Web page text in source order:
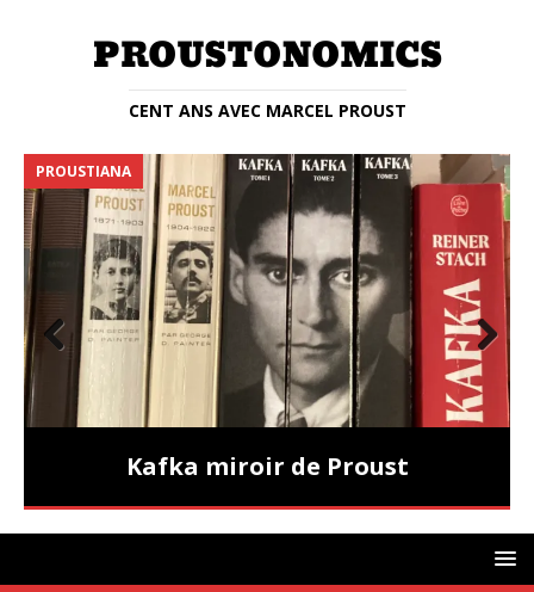
CENT ANS AVEC MARCEL PROUST
PROUSTIANA
Kafka miroir de Proust
Nex